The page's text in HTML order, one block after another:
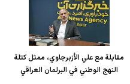
مقابلة مع علي الأزبرجاوي، ممثل كتلة
النهج الوطني في البرلمان العراقي